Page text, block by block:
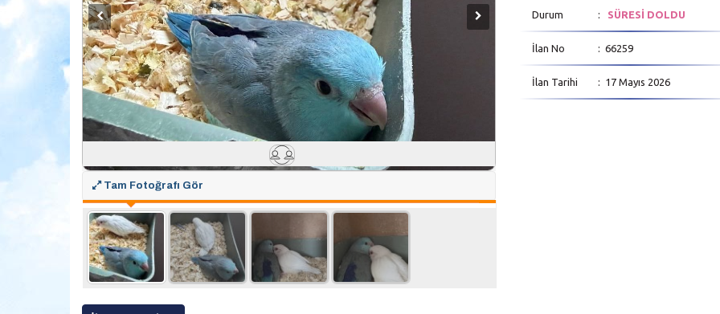
Tam Fotoğrafı Gör
Durum : SÜRESİ DOLDU
İlan No : 66259
İlan Tarihi : 17 Mayıs 2026